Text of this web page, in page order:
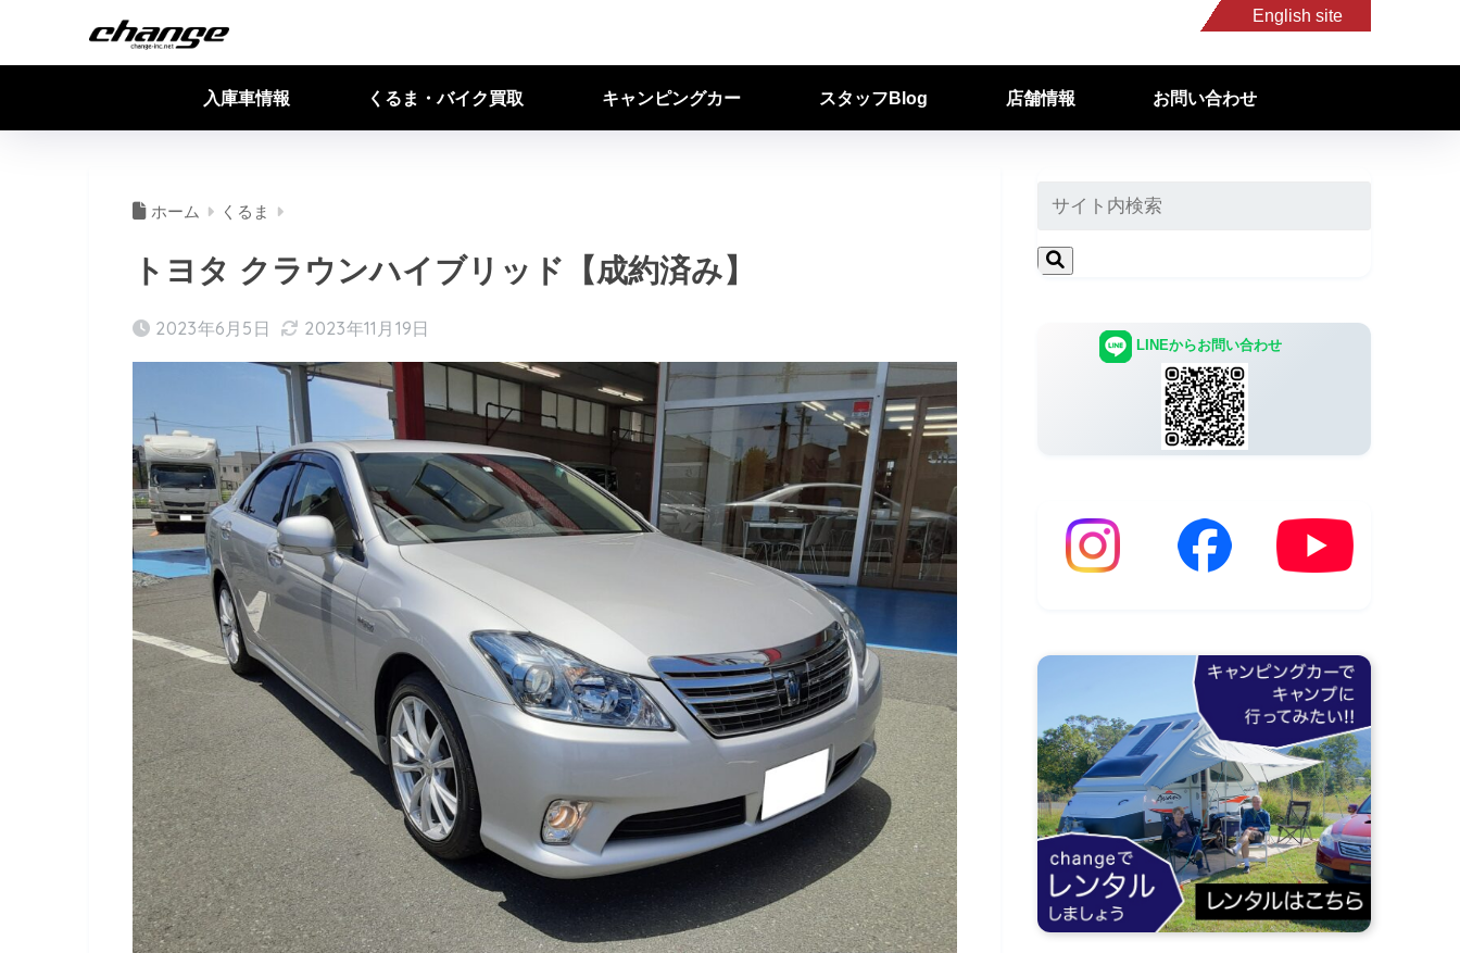
English site
入庫車情報 くるま・バイク買取 キャンピングカー スタッフBlog 店舗情報 お問い合わせ
ホーム くるま
トヨタ クラウンハイブリッド【成約済み】
2023年6月5日 2023年11月19日
LINEからお問い合わせ